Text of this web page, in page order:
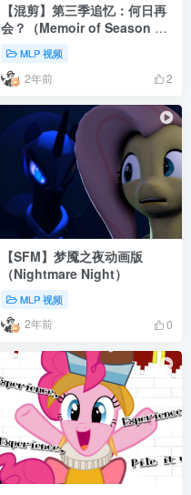
【混剪】第三季追忆：何日再
会？（Memoir of Season 3
HQ- When Can I See You
Again）
MLP 视频
2年前 2
【SFM】梦魇之夜动画版
（Nightmare Night）
MLP 视频
2年前 0